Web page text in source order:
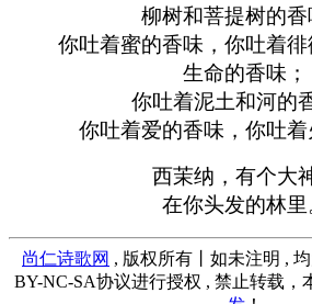
柳树和菩提树的香
你吐着蜜的香味，你吐着
生命的香味；
你吐着泥土和河的
你吐着爱的香味，你吐着
西茉纳，有个大
在你头发的林里
尚仁诗歌网 , 版权所有丨如未注明 ,
BY-NC-SA协议进行授权 , 禁止转载，